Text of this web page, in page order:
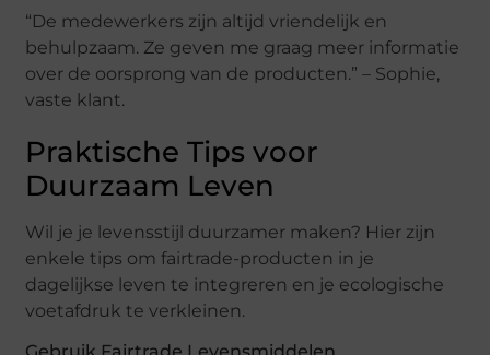
“De medewerkers zijn altijd vriendelijk en
behulpzaam. Ze geven me graag meer informatie
over de oorsprong van de producten.” – Sophie,
vaste klant.
Praktische Tips voor
Duurzaam Leven
Wil je je levensstijl duurzamer maken? Hier zijn
enkele tips om fairtrade-producten in je
dagelijkse leven te integreren en je ecologische
voetafdruk te verkleinen.